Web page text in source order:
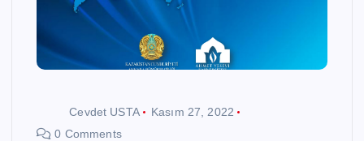
Cevdet USTA
Kasım 27, 2022
0 Comments